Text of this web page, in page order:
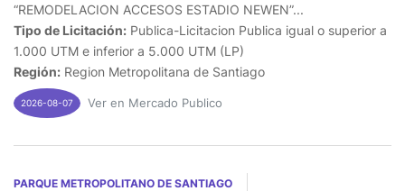
“REMODELACION ACCESOS ESTADIO NEWEN”...
Tipo de Licitación: Publica-Licitacion Publica igual o superior a
1.000 UTM e inferior a 5.000 UTM (LP)
Región: Region Metropolitana de Santiago
2026-08-07 Ver en Mercado Publico
PARQUE METROPOLITANO DE SANTIAGO